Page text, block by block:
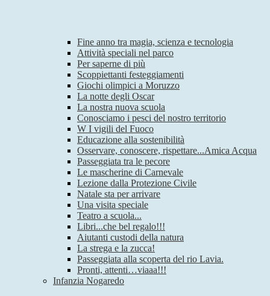
Fine anno tra magia, scienza e tecnologia
Attività speciali nel parco
Per saperne di più
Scoppiettanti festeggiamenti
Giochi olimpici a Moruzzo
La notte degli Oscar
La nostra nuova scuola
Conosciamo i pesci del nostro territorio
W I vigili del Fuoco
Educazione alla sostenibilità
Osservare, conoscere, rispettare...Amica Acqua
Passeggiata tra le pecore
Le mascherine di Carnevale
Lezione dalla Protezione Civile
Natale sta per arrivare
Una visita speciale
Teatro a scuola...
Libri...che bel regalo!!!
Aiutanti custodi della natura
La strega e la zucca!
Passeggiata alla scoperta del rio Lavia.
Pronti, attenti…viaaa!!!
Infanzia Nogaredo